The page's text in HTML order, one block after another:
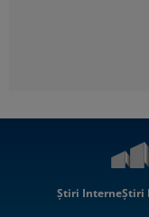
Știri InterneȘtiri